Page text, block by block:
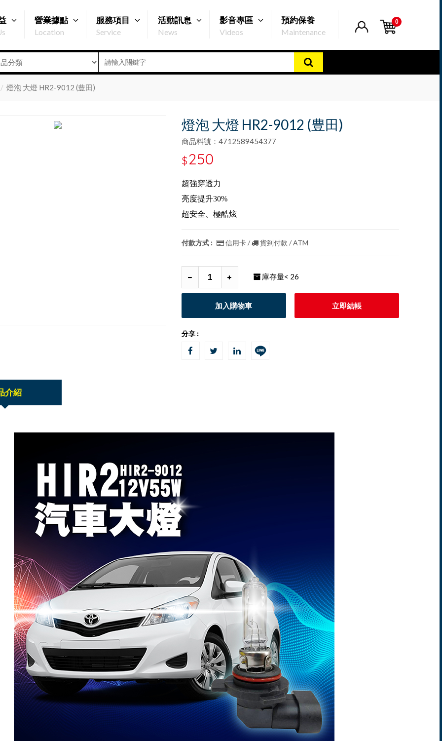
0
營業據點
Location
服務項目
Service
活動訊息
News
影音專區
Videos
預約保養
Maintenance
燈泡 大燈 HR2-9012 (豊田)
燈泡 大燈 HR2-9012 (豊田)
商品料號：4712589454377
$250
超強穿透力
亮度提升30%
超安全、極酷炫
付款方式 : 信用卡 / 貨到付款 / ATM
庫存量< 26
加入購物車 立即結帳
分享 :
介紹